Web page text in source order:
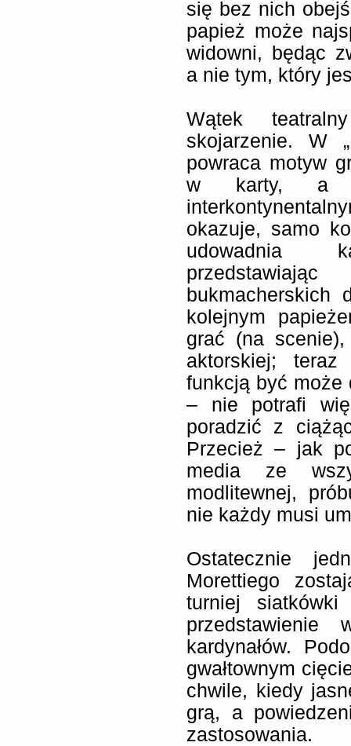
się bez nich
papież może
widowni, będąc
a nie tym, który
Wątek
skojarzenie. W
powraca motyw
w karty, a
okazuje, samo
udowadnia
bukmacherskich
kolejnym
grać (na
aktorskiej;
funkcją być może
– nie potrafi
poradzić z
Przecież – jak
media ze
modlitewnej,
nie każdy musi
Ostatecznie
Morettiego
turniej
przedstawienie
kardynałów.
gwałtownym
chwile, kiedy
grą, a
zastosowania.